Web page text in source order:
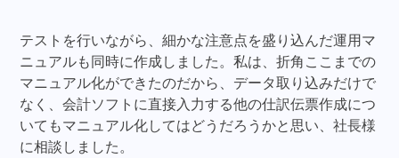
テストを行いながら、細かな注意点を盛り込んだ運用マ
ニュアルも同時に作成しました。私は、折角ここまでの
マニュアル化ができたのだから、データ取り込みだけで
なく、会計ソフトに直接入力する他の仕訳伝票作成につ
いてもマニュアル化してはどうだろうかと思い、社長様
に相談しました。